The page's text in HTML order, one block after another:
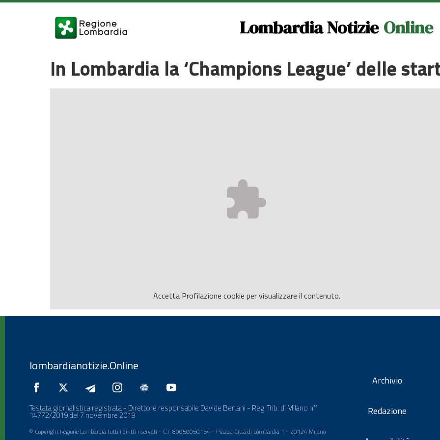
Lombardia Notizie Online
In Lombardia la ‘Champions League’ delle
Accetta Profilazione cookie per visualizzare il contenuto.
lombardianotizie.Online
Testata giornalistica registrata - Direttore responsabile Davide Bertani - Reg. Trib. di Milano n°
14772/2019 del 7 novembre 2019
© Copyright Regione Lombardia tutti i diritti riservati - C.F. 80050050154 - Piazza Città di Lombardia 1 - 20124 Milano
Archivio
Redazione